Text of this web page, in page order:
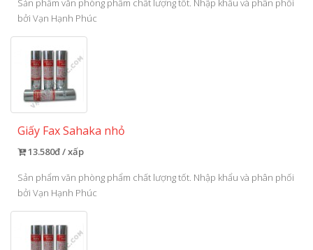
Sản phẩm văn phòng phẩm chất lượng tốt. Nhập khẩu và phân phối
bởi Vạn Hạnh Phúc
Giấy Fax Sahaka nhỏ
13.580đ / xấp
Sản phẩm văn phòng phẩm chất lượng tốt. Nhập khẩu và phân phối
bởi Vạn Hạnh Phúc